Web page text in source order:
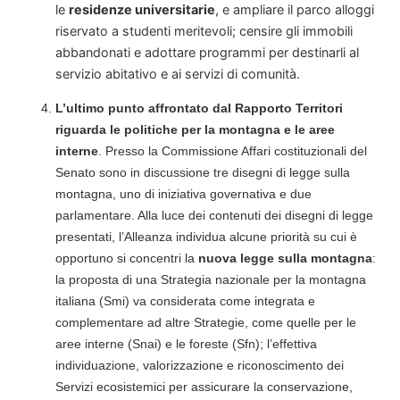
le residenze universitarie, e ampliare il parco alloggi
riservato a studenti meritevoli; censire gli immobili
abbandonati e adottare programmi per destinarli al
servizio abitativo e ai servizi di comunità.
L’ultimo punto affrontato dal Rapporto Territori
riguarda le politiche per la montagna e le aree
interne . Presso la Commissione Affari costituzionali del
Senato sono in discussione tre disegni di legge sulla
montagna, uno di iniziativa governativa e due
parlamentare. Alla luce dei contenuti dei disegni di legge
presentati, l’Alleanza individua alcune priorità su cui è
opportuno si concentri la nuova legge sulla montagna:
la proposta di una Strategia nazionale per la montagna
italiana (Smi) va considerata come integrata e
complementare ad altre Strategie, come quelle per le
aree interne (Snai) e le foreste (Sfn); l’effettiva
individuazione, valorizzazione e riconoscimento dei
Servizi ecosistemici per assicurare la conservazione,